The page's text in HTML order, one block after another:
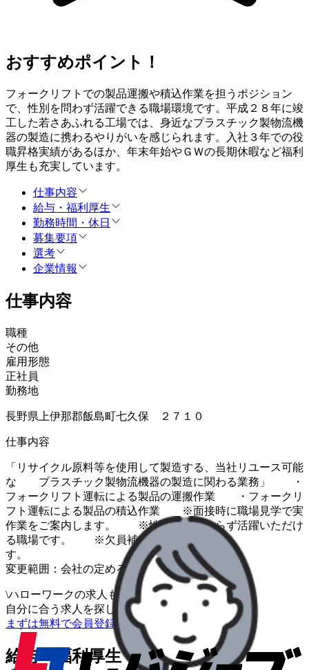
おすすめポイント！
フォークリフトでの製品運搬や積込作業を担うポジション
で、性別を問わず活躍できる職場環境です。平成２８年に竣
工した若さあふれる工場では、身近なプラスチック製物流機
器の製造に携わるやりがいを感じられます。入社３年での役
職昇格実績があるほか、年末年始やＧＷの長期休暇など福利
厚生も充実しています。
仕事内容
給与・福利厚生
勤務時間・休日
募集要項
選考
企業情報
仕事内容
職種
その他
雇用形態
正社員
勤務地
長野県上伊那郡飯島町七久保 ２７１０
仕事内容
「リサイクル原料等を使用して製造する、当社リユース可能
な プラスチック製物流機器の製造に関わる業務」 ・
フォークリフト運転による製品の運搬作業 ・フォークリ
フト運転による製品の積込作業 ※面接時に職場見学で実
作業をご案内します。 ※性別にかかわらず活躍いただけ
る職場です。 ※欠員補充による求人で
す
変更範囲：会社の定める業務全般
\ハローワークの求人も一括管理
自分に合う求人を探してもらう /
まずは無料で会員登録
給与・福利厚生